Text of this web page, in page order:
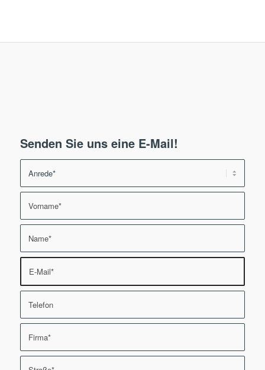
Senden Sie uns eine E-Mail!